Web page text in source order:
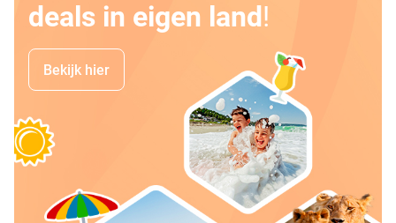
deals in eigen land!
Bekijk hier